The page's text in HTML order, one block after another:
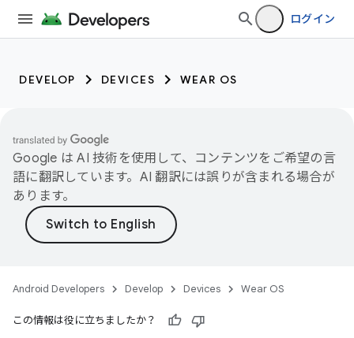
ログイン
DEVELOP DEVICES WEAR OS
Google は AI 技術を使用して、コンテンツをご希望の言
語に翻訳しています。AI 翻訳には誤りが含まれる場合が
あります。
Android Developers Develop Devices Wear OS
この情報は役に立ちましたか？